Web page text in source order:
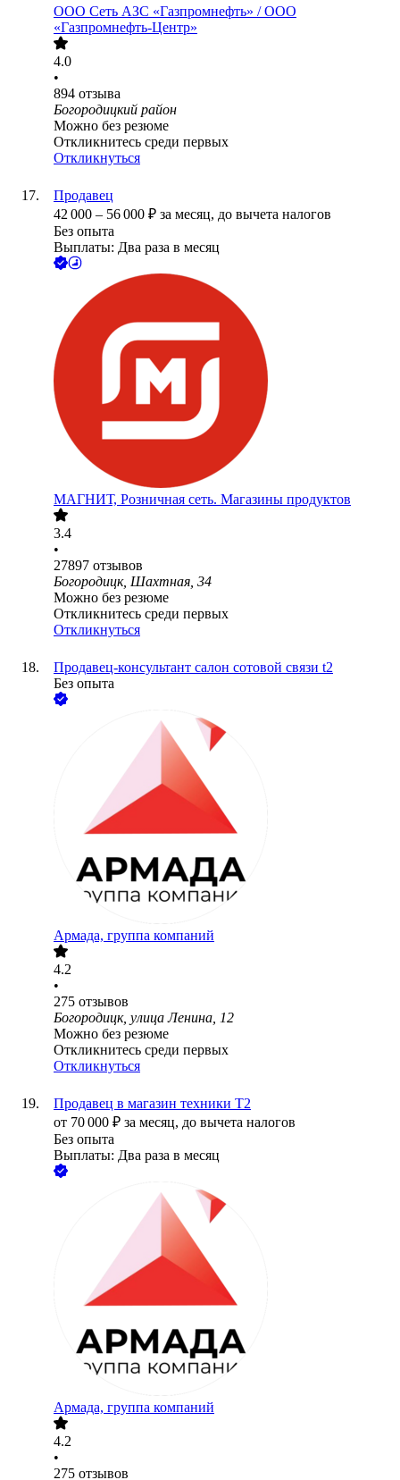
ООО Сеть АЗС «Газпромнефть» / ООО
«Газпромнефть-Центр»
4.0
•
894 отзыва
Богородицкий район
Можно без резюме
Откликнитесь среди первых
Откликнуться
Продавец
42 000 – 56 000 ₽ за месяц, до вычета налогов
Без опыта
Выплаты: Два раза в месяц
МАГНИТ, Розничная сеть. Магазины продуктов
3.4
•
27897 отзывов
Богородицк, Шахтная, 34
Можно без резюме
Откликнитесь среди первых
Откликнуться
Продавец-консультант салон сотовой связи t2
Без опыта
Армада, группа компаний
4.2
•
275 отзывов
Богородицк, улица Ленина, 12
Можно без резюме
Откликнитесь среди первых
Откликнуться
Продавец в магазин техники Т2
от 70 000 ₽ за месяц, до вычета налогов
Без опыта
Выплаты: Два раза в месяц
Армада, группа компаний
4.2
•
275 отзывов